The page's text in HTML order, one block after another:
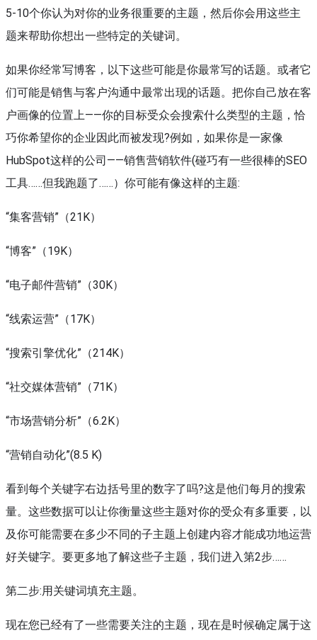
5-10个你认为对你的业务很重要的主题，然后你会用这些主
题来帮助你想出一些特定的关键词。
如果你经常写博客，以下这些可能是你最常写的话题。或者它
们可能是销售与客户沟通中最常出现的话题。把你自己放在客
户画像的位置上——你的目标受众会搜索什么类型的主题，恰
巧你希望你的企业因此而被发现?例如，如果你是一家像
HubSpot这样的公司——销售营销软件(碰巧有一些很棒的SEO
工具……但我跑题了……）你可能有像这样的主题:
“集客营销”（21K）
“博客”（19K）
“电子邮件营销”（30K）
“线索运营”（17K）
“搜索引擎优化”（214K）
“社交媒体营销”（71K）
“市场营销分析”（6.2K）
“营销自动化”(8.5 K)
看到每个关键字右边括号里的数字了吗?这是他们每月的搜索
量。这些数据可以让你衡量这些主题对你的受众有多重要，以
及你可能需要在多少不同的子主题上创建内容才能成功地运营
好关键字。要更多地了解这些子主题，我们进入第2步……
第二步:用关键词填充主题。
现在您已经有了一些需要关注的主题，现在是时候确定属于这